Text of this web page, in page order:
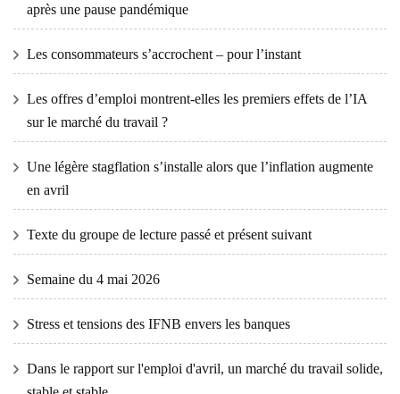
après une pause pandémique
Les consommateurs s’accrochent – ​​pour l’instant
Les offres d’emploi montrent-elles les premiers effets de l’IA
sur le marché du travail ?
Une légère stagflation s’installe alors que l’inflation augmente
en avril
Texte du groupe de lecture passé et présent suivant
Semaine du 4 mai 2026
Stress et tensions des IFNB envers les banques
Dans le rapport sur l'emploi d'avril, un marché du travail solide,